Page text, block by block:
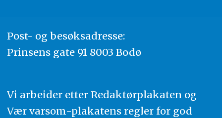
Post- og besøksadresse:
Prinsens gate 91 8003 Bodø
Vi arbeider etter Redaktørplakaten og
Vær varsom-plakatens regler for god